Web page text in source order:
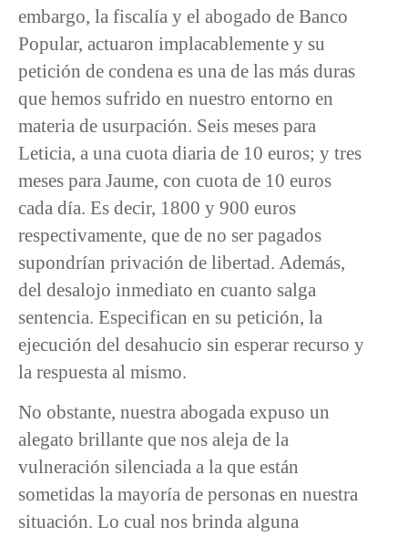
embargo, la fiscalía y el abogado de Banco
Popular, actuaron implacablemente y su
petición de condena es una de las más duras
que hemos sufrido en nuestro entorno en
materia de usurpación. Seis meses para
Leticia, a una cuota diaria de 10 euros; y tres
meses para Jaume, con cuota de 10 euros
cada día. Es decir, 1800 y 900 euros
respectivamente, que de no ser pagados
supondrían privación de libertad. Además,
del desalojo inmediato en cuanto salga
sentencia. Especifican en su petición, la
ejecución del desahucio sin esperar recurso y
la respuesta al mismo.
No obstante, nuestra abogada expuso un
alegato brillante que nos aleja de la
vulneración silenciada a la que están
sometidas la mayoría de personas en nuestra
situación. Lo cual nos brinda alguna